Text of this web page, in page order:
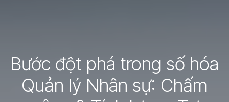
Bước đột phá trong số hóa
Quản lý Nhân sự: Chấm